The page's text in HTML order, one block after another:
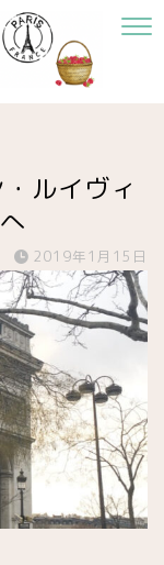
ルイヴィ
2019年1月15日